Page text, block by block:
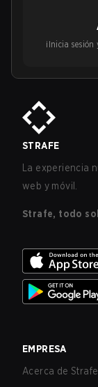
¡Inicia
STRAFE
La experiencia
web y móvil.
Strafe, todo
EMPRESA
Acerca de Strafe